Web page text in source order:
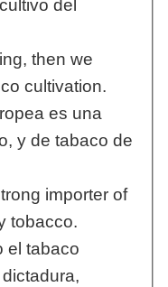
del
then we
cultivation.
es una
y de tabaco de
importer of
tobacco.
el tabaco